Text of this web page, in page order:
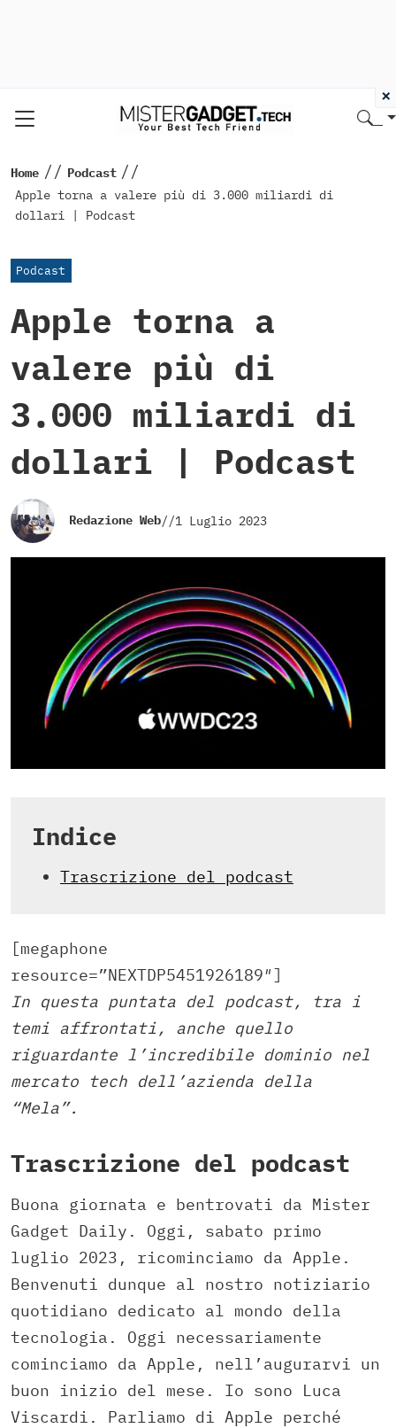
Home // Podcast //
Apple torna a valere più di 3.000 miliardi di
dollari | Podcast
Podcast
Apple torna a
valere più di
3.000 miliardi di
dollari | Podcast
Redazione Web//1 Luglio 2023
Indice
Trascrizione del podcast
[megaphone
resource=”NEXTDP5451926189″]
In questa puntata del podcast, tra i
temi affrontati, anche quello
riguardante l’incredibile dominio nel
mercato tech dell’azienda della
“Mela”.
Trascrizione del podcast
Buona giornata e bentrovati da Mister
Gadget Daily. Oggi, sabato primo
luglio 2023, ricominciamo da Apple.
Benvenuti dunque al nostro notiziario
quotidiano dedicato al mondo della
tecnologia. Oggi necessariamente
cominciamo da Apple, nell’augurarvi un
buon inizio del mese. Io sono Luca
Viscardi. Parliamo di Apple perché
×